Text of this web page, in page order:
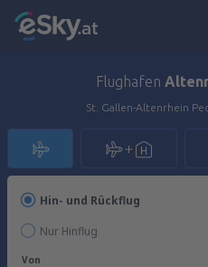
Flughafen
St. Gallen-Altenrhein
Hin- und Rückflug
Nur Hinflug
Von